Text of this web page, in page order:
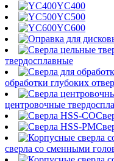
YC400
YC500
YC600
твердосплавные
обработки глубоких
центровочные
сверла со сменными